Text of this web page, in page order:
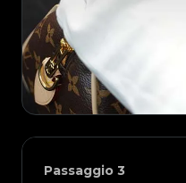
Passaggio 3